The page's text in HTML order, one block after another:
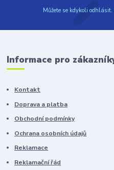
Můžete se kdykoli
Informace pro
Kontakt
Doprava a platba
Obchodní podmínky
Ochrana osobních údajů
Reklamace
Reklamační řád